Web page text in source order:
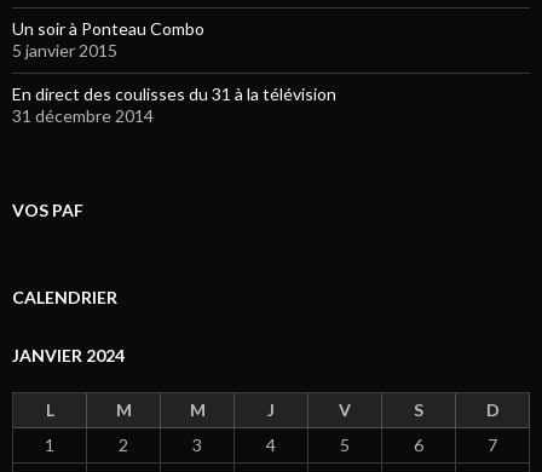
Un soir à Ponteau Combo
5 janvier 2015
En direct des coulisses du 31 à la télévision
31 décembre 2014
VOS PAF
CALENDRIER
JANVIER 2024
L M M J V S
D
1
2 3 4 5 6
7